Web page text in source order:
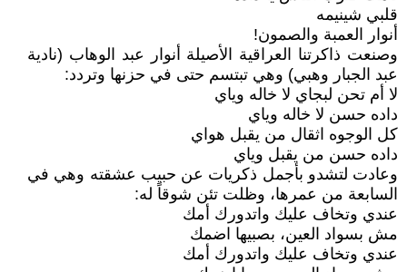
قلبي شينيمه
أنوار العمبة والصمون!
وصنعت ذاكرتنا العراقية الأصيلة أنوار عبد الوهاب (نادية
عبد الجبار وهبي) وهي تبتسم حتى في حزنها وتردد:
لا أم تحن لبجاي لا خاله وياي
داده حسن لا خاله وياي
كل الوجوه اثقال من يقبل هواي
داده حسن من يقبل وياي
وعادت لتشدو بأجمل ذكريات عن حبيب عشقته وهي في
السابعة من عمرها، وظلت تئن شوقاً له:
عندي وتخاف عليك واتدورك أمك
مش بسواد العين، بصبيها اضمك
عندي وتخاف عليك واتدورك أمك